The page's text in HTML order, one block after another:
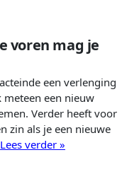
voren mag je
een verlenging
meteen een nieuw
Verder heeft voor
zin als je een nieuwe
Lees verder »